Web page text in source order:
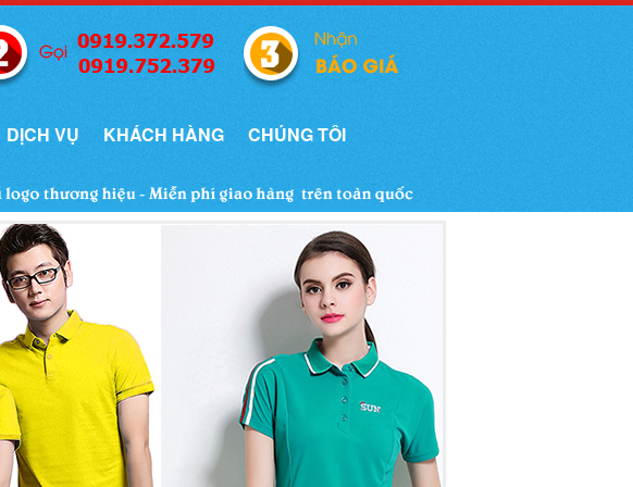
DỊCH VỤ KHÁCH HÀNG
CHÚNG TÔI